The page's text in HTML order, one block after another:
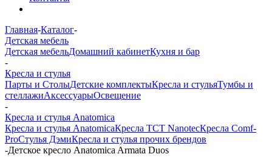
Главная-Каталог-
Детская мебель
Детская мебельДомашний кабинетКухня и бар
-
Кресла и стулья
Парты и СтолыДетские комплектыКресла и стульяТумбы и
стеллажиАксессуарыОсвещение
-
Кресла и стулья Anatomica
Кресла и стулья AnatomicaКресла TCT NanotecКресла Comf-
ProСтулья ДэмиКресла и стулья прочих брендов
-Детское кресло Anatomica Armata Duos